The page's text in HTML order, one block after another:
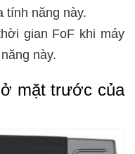
tính năng này.
gian FoF khi máy
này.
mặt trước của